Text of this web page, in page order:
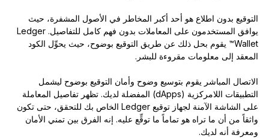
التوقيع بدون اطلاع هو أحد أكبر المخاطر في الأصول المشفرة، حيث
يوافق المستخدمون على المعاملات بدون فهم كامل للتفاصيل. Ledger
Wallet
™ يقوم بحل ذلك عن طريق التوقيع بوضوح، حيث يحوِّل الكود
المعقد إلى معلومات مقروءة للبشر.
الاتصال المباشر يقوم بتوسيع وضوح وأمان التوقيع بوضوح ليشمل
التطبيقات اللامركزية (dApps) المفضلة لديك. تظهر تفاصيل المعاملة
على الشاشة الآمنة لجهاز توقيع Ledger الخاص بك للتحقق، حتى تكون
واثقاً من أن ما تراه هو تماماً ما توقِّع عليه. إنه الفرق بين تمني الأمان
ومعرفة أنه لديك.